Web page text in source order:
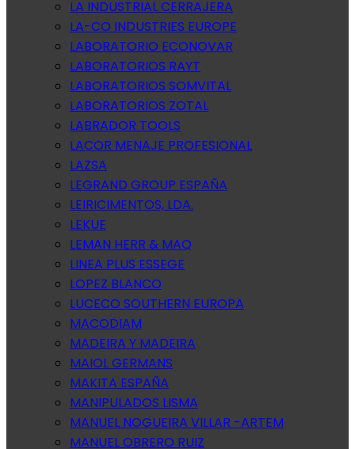
LA INDUSTRIAL CERRAJERA
LA-CO INDUSTRIES EUROPE
LABORATORIO ECONOVAR
LABORATORIOS RAYT
LABORATORIOS SOMVITAL
LABORATORIOS ZOTAL
LABRADOR TOOLS
LACOR MENAJE PROFESIONAL
LAZSA
LEGRAND GROUP ESPAÑA
LEIRICIMENTOS, LDA.
LEKUE
LEMAN HERR & MAQ
LINEA PLUS ESSEGE
LOPEZ BLANCO
LUCECO SOUTHERN EUROPA
MACODIAM
MADEIRA Y MADEIRA
MAIOL GERMANS
MAKITA ESPAÑA
MANIPULADOS LISMA
MANUEL NOGUEIRA VILLAR -ARTEM
MANUEL OBRERO RUIZ